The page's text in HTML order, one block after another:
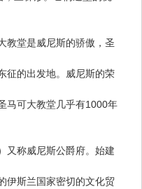
教堂是威尼斯的骄傲，圣
征的出发地。威尼斯的荣
马可大教堂几乎有1000年
又称威尼斯公爵府。始建
伊斯兰国家密切的文化贸